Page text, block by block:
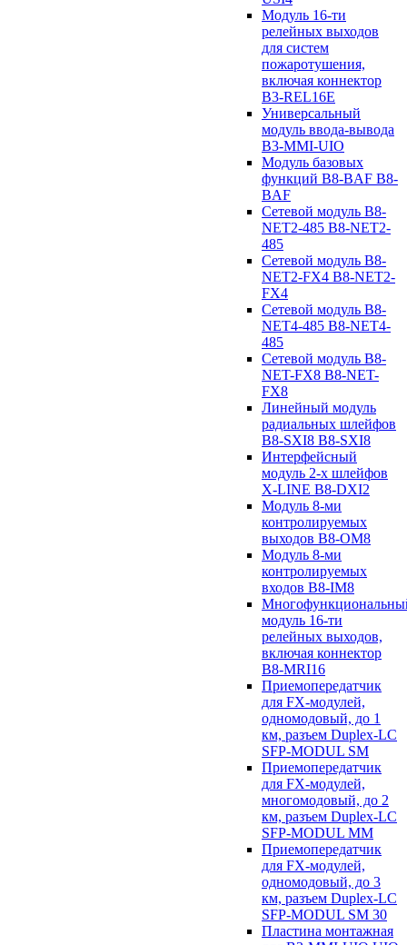
Модуль 16-ти
релейных выходов
для систем
пожаротушения,
включая коннектор
B3-REL16E
Универсальный
модуль ввода-вывода
B3-MMI-UIO
Модуль базовых
функций B8-BAF B8-
BAF
Сетевой модуль B8-
NET2-485 B8-NET2-
485
Сетевой модуль B8-
NET2-FX4 B8-NET2-
FX4
Сетевой модуль B8-
NET4-485 B8-NET4-
485
Сетевой модуль B8-
NET-FX8 B8-NET-
FX8
Линейный модуль
радиальных шлейфов
B8-SXI8 B8-SXI8
Интерфейсный
модуль 2-х шлейфов
X-LINE B8-DXI2
Модуль 8-ми
контролируемых
выходов B8-OM8
Модуль 8-ми
контролируемых
входов B8-IM8
модуль 16-ти
релейных выходов,
включая коннектор
B8-MRI16
Приемопередатчик
для FX-модулей,
одномодовый, до 1
км, разъем Duplex-LC
SFP-MODUL SM
Приемопередатчик
для FX-модулей,
многомодовый, до 2
км, разъем Duplex-LC
SFP-MODUL MM
Приемопередатчик
для FX-модулей,
одномодовый, до 3
км, разъем Duplex-LC
SFP-MODUL SM 30
Пластина монтажная